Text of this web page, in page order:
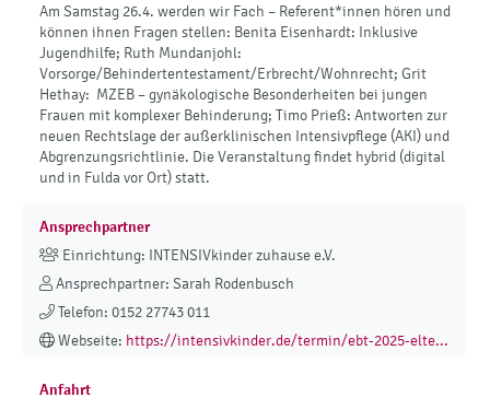
Am Samstag 26.4. werden wir Fach – Referent*innen hören und
können ihnen Fragen stellen: Benita Eisenhardt: Inklusive
Jugendhilfe; Ruth Mundanjohl:
Vorsorge/Behindertentestament/Erbrecht/Wohnrecht; Grit
Hethay: MZEB – gynäkologische Besonderheiten bei jungen
Frauen mit komplexer Behinderung; Timo Prieß: Antworten zur
neuen Rechtslage der außerklinischen Intensivpflege (AKI) und
Abgrenzungsrichtlinie. Die Veranstaltung findet hybrid (digital
und in Fulda vor Ort) statt.
Ansprechpartner
Einrichtung: INTENSIVkinder zuhause e.V.
Ansprechpartner: Sarah Rodenbusch
Telefon: 0152 27743 011
Webseite: https://intensivkinder.de/termin/ebt-2025-elte...
Anfahrt